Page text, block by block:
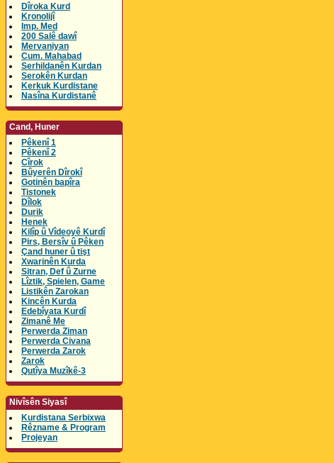
Dîroka Kurd
Kronolijî
Imp. Med
200 Salê dawî
Mervaniyan
Cum. Mahabad
Serhildanên Kurdan
Serokên Kurdan
Kerkuk Kurdistane
Nasîna Kurdistanê
Cand, Huner
Pêkenî 1
Pêkenî 2
Cîrok
Bûyerên Dîrokî
Gotinên bapîra
Tistonek
Dîlok
Durik
Henek
Kilîp û Vîdeoyê Kurdî
Pirs, Bersîv û Pêken
Çand huner û tişt
Xwarinên Kurda
Sitran, Def û Zurne
Lîztik, Spielen, Game
Listikên Zarokan
Kincên Kurda
Edebîyata Kurdî
Zimanê Me
Perwerda Ziman
Perwerda Civana
Perwerda Zarok
Zarok
Qutîya Muzîkê-3
Nivîsên Siyasî
Kurdistana Serbixwa
Rêzname & Program
Projeyan